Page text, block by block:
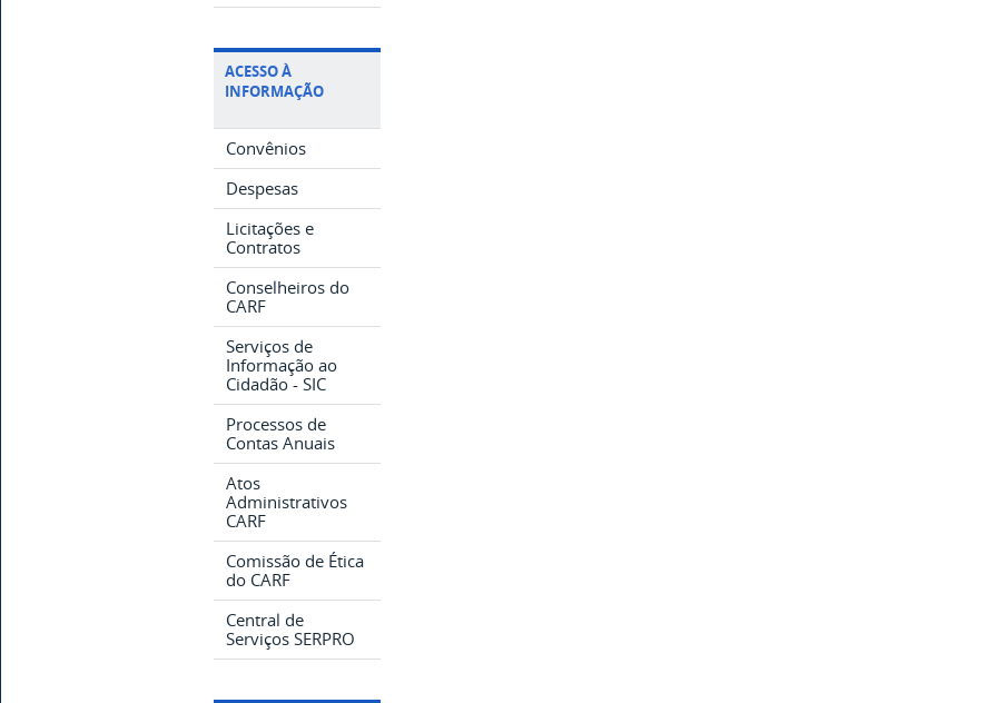
ACESSO À
INFORMAÇÃO
Convênios
Despesas
Licitações e
Contratos
Conselheiros do
CARF
Serviços de
Informação ao
Cidadão - SIC
Processos de
Contas Anuais
Atos
Administrativos
CARF
Comissão de Ética
do CARF
Central de
Serviços SERPRO